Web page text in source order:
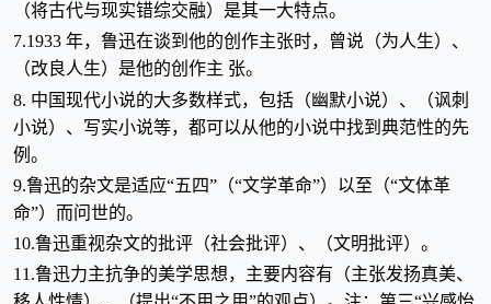
（将古代与现实错综交融）是其一大特点。
7.1933 年，鲁迅在谈到他的创作主张时，曾说（为人生）、
（改良人生）是他的创作主 张。
8. 中国现代小说的大多数样式，包括（幽默小说）、（讽刺
小说）、写实小说等，都可以从他的小说中找到典范性的先
例。
9.鲁迅的杂文是适应“五四”（“文学革命”）以至（“文体革
命”）而问世的。
10.鲁迅重视杂文的批评（社会批评）、（文明批评）。
11.鲁迅力主抗争的美学思想，主要内容有（主张发扬真美、